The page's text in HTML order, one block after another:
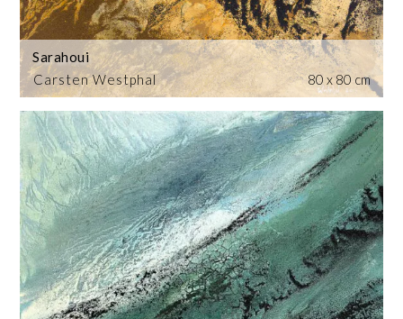
Carsten Westphal
Sarahoui
80 x 80 cm